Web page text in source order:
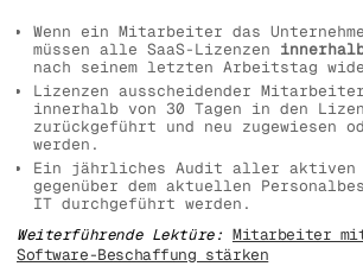
Wenn ein Mitarbeiter das
müssen alle SaaS-Lizenzen
nach seinem letzten Arbeitstag
Lizenzen ausscheidender Mitarbeiter
innerhalb von 30 Tagen in den
zurückgeführt und neu zugewiesen
werden.
Ein jährliches Audit aller aktiven
gegenüber dem aktuellen
IT durchgeführt werden.
Weiterführende Lektüre: Mitarbeiter
Software-Beschaffung stärken